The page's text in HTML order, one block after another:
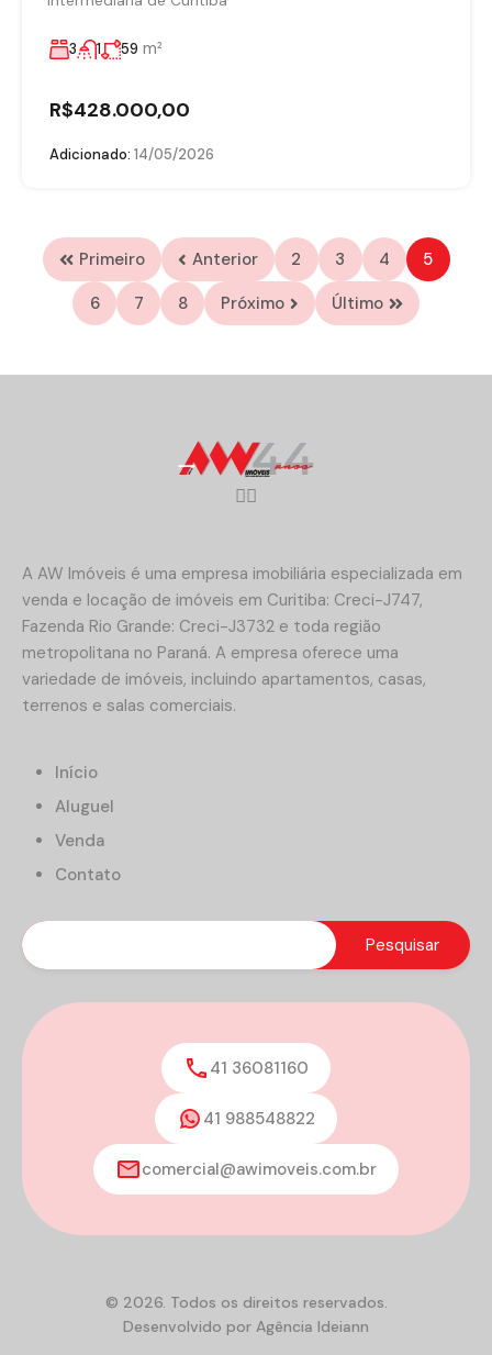
3 1 59 m²
R$428.000,00
Adicionado: 14/05/2026
Primeiro Anterior 2 3 4
5
6
7 8 Próximo Último
A AW Imóveis é uma empresa imobiliária especializada em
venda e locação de imóveis em Curitiba: Creci-J747,
Fazenda Rio Grande: Creci-J3732 e toda região
metropolitana no Paraná. A empresa oferece uma
variedade de imóveis, incluindo apartamentos, casas,
terrenos e salas comerciais.
Início
Aluguel
Venda
Contato
41 36081160
41 988548822
comercial@awimoveis.com.br
© 2026. Todos os direitos reservados.
Desenvolvido por Agência Ideiann